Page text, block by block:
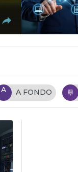
A A FONDO